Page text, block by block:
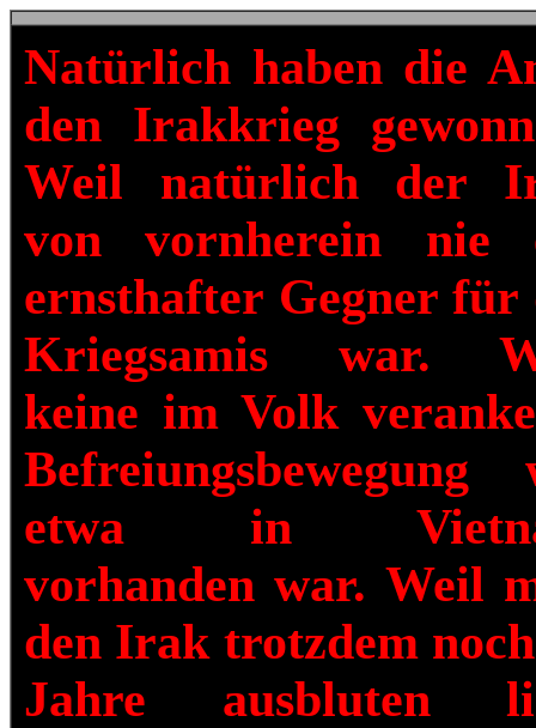
Natürlich haben die
den Irakkrieg
Weil natürlich der
von vornherein nie
ernsthafter Gegner für
Kriegsamis war.
keine im Volk
Befreiungsbewegung
etwa in
vorhanden war. Weil
den Irak trotzdem
Jahre ausbluten